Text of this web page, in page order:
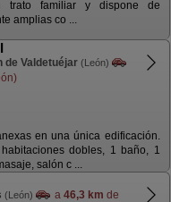
trato familiar y dispone de
amplias co ...
de Valdetuéjar (León)
en una única edificación.
dobles, 1 baño, 1
salón c ...
(León) a 46,3 km de